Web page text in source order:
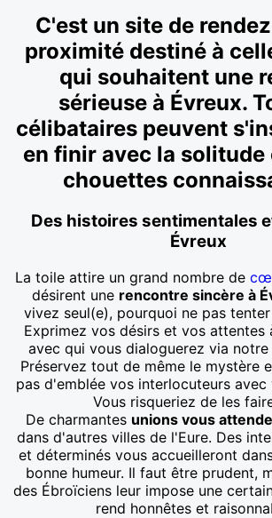
C'est un site de
proximité destiné à
qui souhaitent une
sérieuse à Évreux.
célibataires peuvent
en finir avec la solitude
chouettes
Des histoires sentimentales
Évreux
La toile attire un grand nombre de
désirent une rencontre sincère à
vivez seul(e), pourquoi ne pas
Exprimez vos désirs et vos attentes
avec qui vous dialoguerez via
Préservez tout de même le mystère
pas d'emblée vos interlocuteurs
Vous risqueriez de les
De charmantes unions vous
dans d'autres villes de l'Eure. Des
et déterminés vous accueilleront
bonne humeur. Il faut être prudent,
des Ébroïciens leur impose une
rend honnêtes et